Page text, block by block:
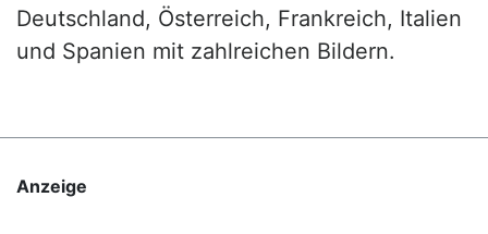
Deutschland, Österreich, Frankreich, Italien
und Spanien mit zahlreichen Bildern.
Anzeige